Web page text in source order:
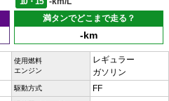
満タンでどこまで走る？
-km
使用燃料
エンジン
レギュラー
ガソリン
駆動方式 FF